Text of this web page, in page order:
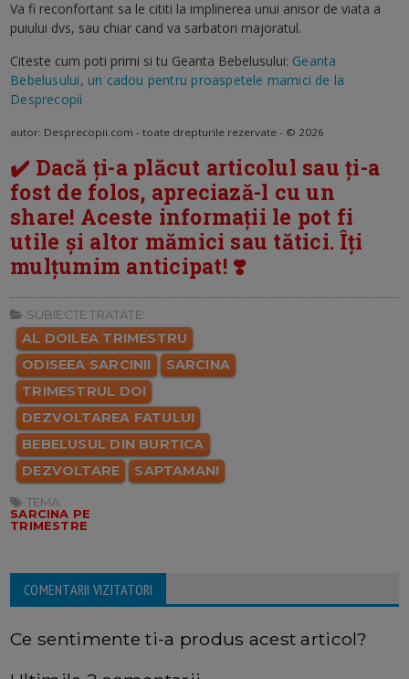
Va fi reconfortant sa le cititi la implinerea unui anisor de viata a
puiului dvs, sau chiar cand va sarbatori majoratul.
Citeste cum poti primi si tu Geanta Bebelusului: Geanta
Bebelusului, un cadou pentru proaspetele mamici de la
Desprecopii
autor: Desprecopii.com - toate drepturile rezervate - © 2026
✔️ Dacă ți-a plăcut articolul sau ți-a
fost de folos, apreciază-l cu un
share! Aceste informații le pot fi
utile și altor mămici sau tătici. Îți
mulțumim anticipat! ❣️
SUBIECTE TRATATE:
AL DOILEA TRIMESTRU
ODISEEA SARCINII
SARCINA
TRIMESTRUL DOI
DEZVOLTAREA FATULUI
BEBELUSUL DIN BURTICA
DEZVOLTARE
SAPTAMANI
TEMA:
SARCINA PE
TRIMESTRE
COMENTARII VIZITATORI
Ce sentimente ti-a produs acest articol?